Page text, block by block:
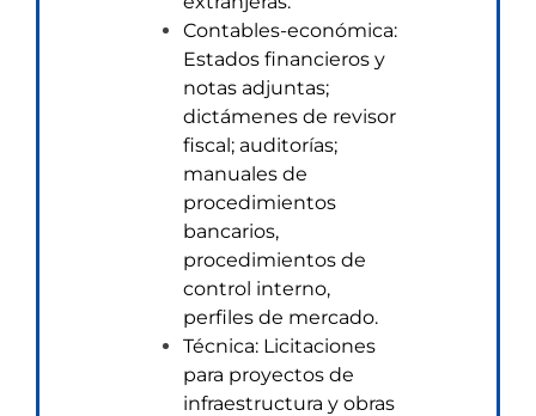
Contables-económica:
Estados financieros y
notas adjuntas;
dictámenes de revisor
fiscal; auditorías;
manuales de
procedimientos
bancarios,
procedimientos de
control interno,
perfiles de mercado.
Técnica: Licitaciones
para proyectos de
infraestructura y obras